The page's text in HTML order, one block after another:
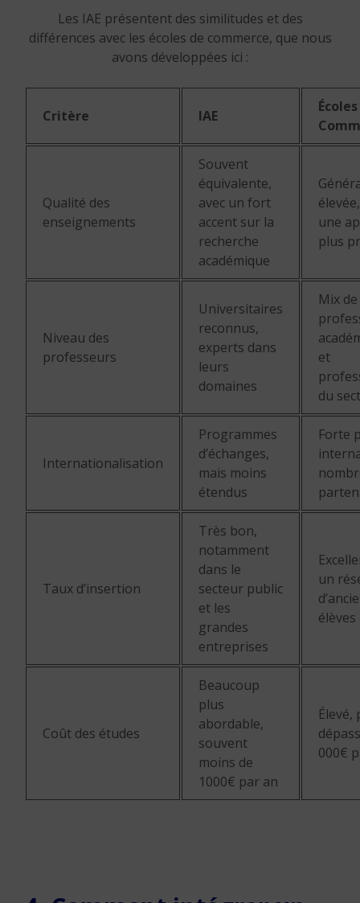
Les IAE présentent des similitudes et des
différences avec les écoles de commerce, que nous
avons développées ici :
Critère IAE
Qualité des
enseignements
Souvent
équivalente,
avec un fort
accent sur la
recherche
académique
une
plus
Niveau des
professeurs
Universitaires
reconnus,
experts dans
leurs
domaines
Mix de
et
du
Internationalisation
Programmes
d’échanges,
mais moins
étendus
Forte
Taux d’insertion
Très bon,
notamment
dans le
secteur public
et les
grandes
entreprises
un
Coût des études
Beaucoup
plus
abordable,
souvent
moins de
1000€ par an
Élevé,
000€